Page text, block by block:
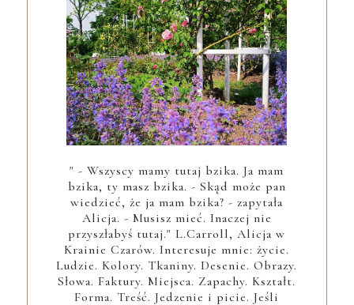
" - Wszyscy mamy tutaj bzika. Ja mam
bzika, ty masz bzika. - Skąd może pan
wiedzieć, że ja mam bzika? - zapytała
Alicja. - Musisz mieć. Inaczej nie
przyszłabyś tutaj." L.Carroll, Alicja w
Krainie Czarów. Interesuje mnie: życie.
Ludzie. Kolory. Tkaniny. Desenie. Obrazy.
Słowa. Faktury. Miejsca. Zapachy. Kształt.
Forma. Treść. Jedzenie i picie. Jeśli